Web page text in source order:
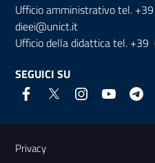
Ufficio amministrativo tel.
dieei@unict.it
Ufficio della didattica tel.
SEGUICI SU
Link e
Privacy